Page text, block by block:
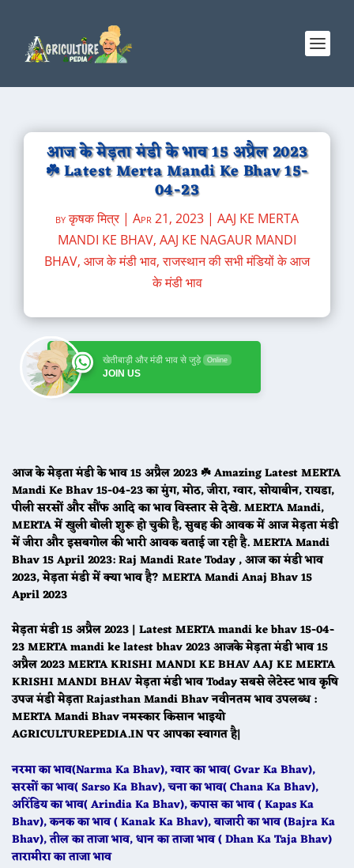
आज के मेड़ता मंडी के भाव 15 अप्रैल 2023
☘️ Latest Merta Mandi Ke Bhav 15-
04-23
byकृषक मित्र | Apr 21, 2023 | AAJ KE MERTA
MANDI KE BHAV, AAJ KE NAGAUR MANDI
BHAV, आज के मंडी भाव,राजस्थान की सभी मंडियों के आज
के मंडी भाव
खेतीबाड़ी और मंडी भाव से जुड़े Online
JOIN US
आज के मेड़ता मंडी के भाव 15 अप्रैल 2023 ☘️ Amazing Latest MERTA
Mandi Ke Bhav 15-04-23 का मुंग, मोठ, जीरा, ग्वार, सोयाबीन, रायडा,
पीली सरसों और सौंफ आदि का भाव विस्तार से देखे. MERTA Mandi,
MERTA में खुली बोली शुरू हो चुकी है, सुबह की आवक में आज मेड़ता मंडी
में जीरा और इसबगोल की भारी आवक बताई जा रही है. MERTA Mandi
Bhav 15 April 2023: Raj Mandi Rate Today , आज का मंडी भाव
2023, मेड़ता मंडी में क्या भाव है? MERTA Mandi Anaj Bhav 15
April 2023
मेड़ता मंडी 15 अप्रैल 2023 | Latest MERTA mandi ke bhav 15-04-
23 MERTA mandi ke latest bhav 2023 आजके मेड़ता मंडी भाव 15
अप्रैल 2023 MERTA KRISHI MANDI KE BHAV AAJ KE MERTA
KRISHI MANDI BHAV मेड़ता मंडी भाव Today सबसे लेटेस्ट भाव कृषि
उपज मंडी मेड़ता Rajasthan Mandi Bhav नवीनतम भाव उपलब्ध :
MERTA Mandi Bhav नमस्कार किसान भाइयो
AGRICULTUREPEDIA.IN पर आपका स्वागत है|
नरमा का भाव(Narma Ka Bhav), ग्वार का भाव( Gvar Ka Bhav),
सरसों का भाव( Sarso Ka Bhav), चना का भाव( Chana Ka Bhav),
अरिंडिय का भाव( Arindia Ka Bhav), कपास का भाव ( Kapas Ka
Bhav), कनक का भाव ( Kanak Ka Bhav), बाजारी का भाव (Bajra Ka
Bhav), तील का ताजा भाव, धान का ताजा भाव ( Dhan Ka Taja Bhav)
तारामीरा का ताजा भाव